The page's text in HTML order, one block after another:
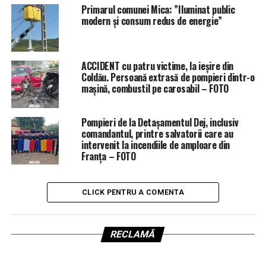
Primarul comunei Mica: ”Iluminat public
modern și consum redus de energie”
ACCIDENT cu patru victime, la ieșire din
Coldău. Persoană extrasă de pompieri dintr-o
mașină, combustil pe carosabil – FOTO
Pompieri de la Detașamentul Dej, inclusiv
comandantul, printre salvatorii care au
intervenit la incendiile de amploare din
Franța – FOTO
CLICK PENTRU A COMENTA
RECLAMĂ